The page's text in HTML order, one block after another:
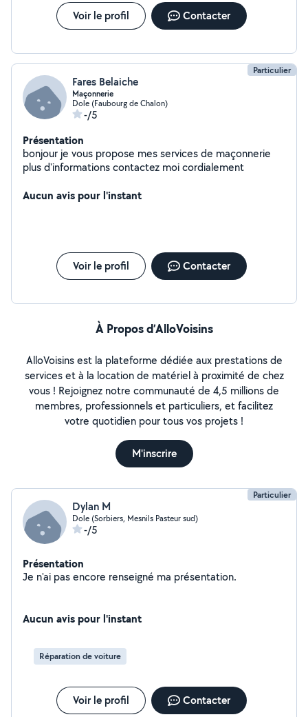
Voir le profil Contacter
Particulier
Fares Belaiche
Maçonnerie
Dole (Faubourg de Chalon)
-/5
Présentation
bonjour je vous propose mes services de maçonnerie
plus d'informations contactez moi cordialement
Aucun avis pour l'instant
Voir le profil Contacter
À Propos d’AlloVoisins
AlloVoisins est la plateforme dédiée aux prestations de
services et à la location de matériel à proximité de chez
vous ! Rejoignez notre communauté de 4,5 millions de
membres, professionnels et particuliers, et facilitez
votre quotidien pour tous vos projets !
M'inscrire
Particulier
Dylan M
Dole (Sorbiers, Mesnils Pasteur sud)
-/5
Présentation
Je n'ai pas encore renseigné ma présentation.
Aucun avis pour l'instant
Réparation de voiture
Voir le profil Contacter